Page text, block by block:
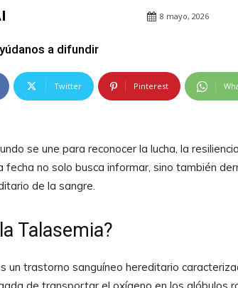
8 mayo, 2026
a difundir
Twitter Pinterest
se une para reconocer la lucha, la
fecha no solo busca informar, sino también
de la sangre.
Talasemia?
un trastorno sanguíneo hereditario